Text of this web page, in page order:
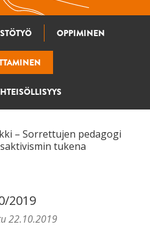
OPPIMINEN
– Sorrettujen pedagogi
tukena
2019
22.10.2019